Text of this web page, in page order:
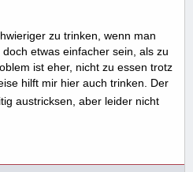
zu trinken, wenn man
etwas einfacher sein, als zu
ist eher, nicht zu essen trotz
hilft mir hier auch trinken. Der
austricksen, aber leider nicht